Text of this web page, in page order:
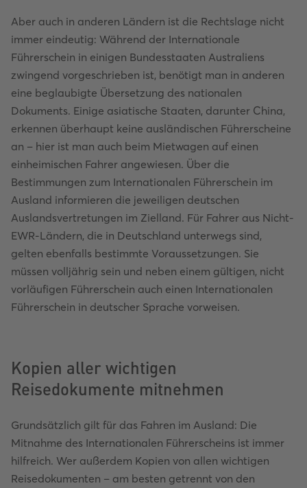
Aber auch in anderen Ländern ist die Rechtslage nicht
immer eindeutig: Während der Internationale
Führerschein in einigen Bundesstaaten Australiens
zwingend vorgeschrieben ist, benötigt man in anderen
eine beglaubigte Übersetzung des nationalen
Dokuments. Einige asiatische Staaten, darunter China,
erkennen überhaupt keine ausländischen Führerscheine
an – hier ist man auch beim Mietwagen auf einen
einheimischen Fahrer angewiesen. Über die
Bestimmungen zum Internationalen Führerschein im
Ausland informieren die jeweiligen deutschen
Auslandsvertretungen im Zielland. Für Fahrer aus Nicht-
EWR-Ländern, die in Deutschland unterwegs sind,
gelten ebenfalls bestimmte Voraussetzungen. Sie
müssen volljährig sein und neben einem gültigen, nicht
vorläufigen Führerschein auch einen Internationalen
Führerschein in deutscher Sprache vorweisen.
Kopien aller wichtigen
Reisedokumente mitnehmen
Grundsätzlich gilt für das Fahren im Ausland: Die
Mitnahme des Internationalen Führerscheins ist immer
hilfreich. Wer außerdem Kopien von allen wichtigen
Reisedokumenten – am besten getrennt von den